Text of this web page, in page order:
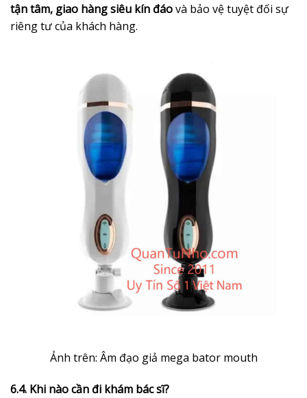
tận tâm, giao hàng siêu kín đáovà bảo vệ tuyệt đối sự
riêng tư của khách hàng.
Ảnh trên: Âm đạo giả mega bator mouth
6.4. Khi nào cần đi khám bác sĩ?